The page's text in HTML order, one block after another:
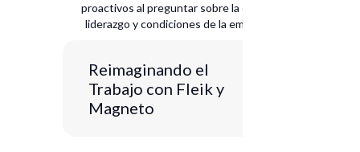
proactivos al preguntar sobre la cultura,
liderazgo y condiciones de la empresa.
Reimaginando el
Trabajo con Fleik y
Magneto